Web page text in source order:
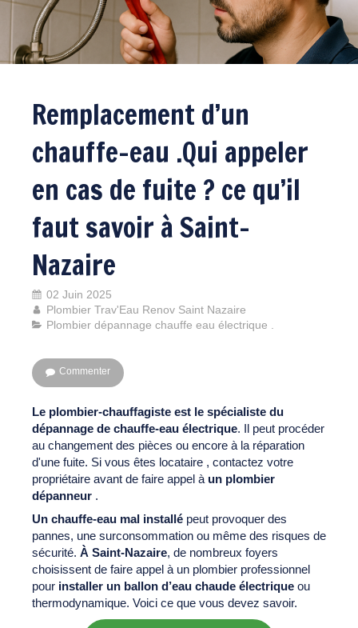
Remplacement d’un
chauffe-eau .Qui appeler
en cas de fuite ? ce qu’il
faut savoir à Saint-
Nazaire
02 Juin 2025
Plombier Trav'Eau Renov Saint Nazaire
Plombier dépannage chauffe eau électrique .
Commenter
Le plombier-chauffagiste est le spécialiste du
dépannage de chauffe-eau électrique. Il peut procéder
au changement des pièces ou encore à la réparation
d'une fuite. Si vous êtes locataire , contactez votre
propriétaire avant de faire appel à un plombier
dépanneur .
Un chauffe-eau mal installé peut provoquer des
pannes, une surconsommation ou même des risques de
sécurité. À Saint-Nazaire, de nombreux foyers
choisissent de faire appel à un plombier professionnel
pour installer un ballon d’eau chaude électrique ou
thermodynamique. Voici ce que vous devez savoir.